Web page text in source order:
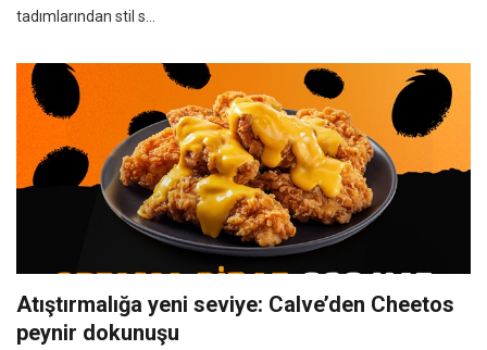
tadımlarından stil s...
Atıştırmalığa yeni seviye: Calve’den Cheetos
peynir dokunuşu